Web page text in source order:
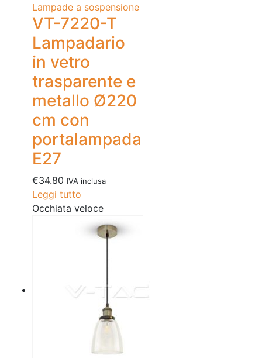
Lampade a sospensione
VT-7220-T
Lampadario
in vetro
trasparente e
metallo Ø220
cm con
portalampada
E27
€34.80 IVA inclusa
Leggi tutto
Occhiata veloce